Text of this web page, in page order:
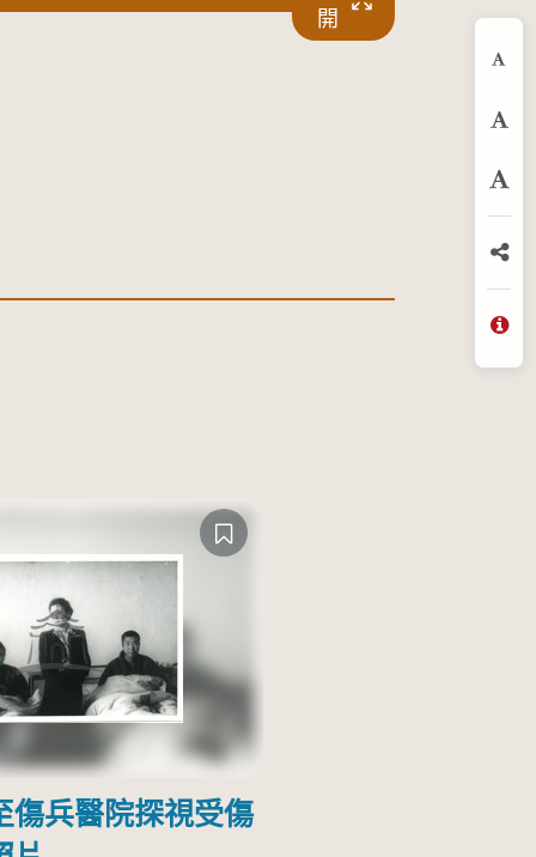
開
傷兵醫院探視受傷
放
分